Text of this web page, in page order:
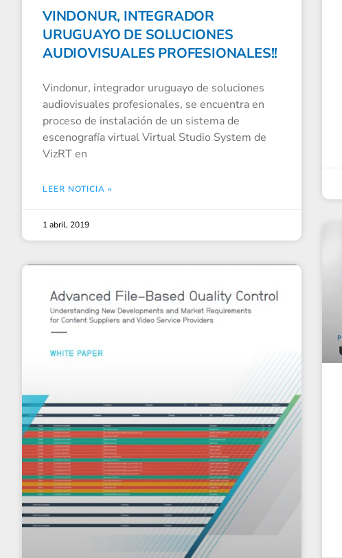
VINDONUR, INTEGRADOR
URUGUAYO DE SOLUCIONES
AUDIOVISUALES PROFESIONALES!!
Vindonur, integrador uruguayo de soluciones
audiovisuales profesionales, se encuentra en
proceso de instalación de un sistema de
escenografía virtual Virtual Studio System de
VizRT en
LEER NOTICIA »
1 abril, 2019